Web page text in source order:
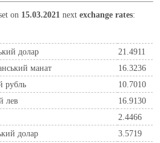
on 15.03.2021 nextexchange rates:
долар
21.4911
манат
16.3236
рубль
10.7010
лев
16.9130
2.4466
долар
3.5719